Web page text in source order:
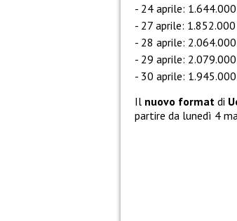
24 aprile:
27 aprile:
28 aprile:
29 aprile:
30 aprile:
Il nuovo format di
partire da lunedì 4